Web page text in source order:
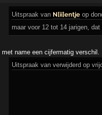
Uitspraak van N[ii]entje op
maar voor 12 tot 14 jarigen,
met name een cijfermatig verschil.
Uitspraak van verwijderd op